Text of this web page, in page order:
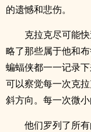
的遗憾和悲伤。
克拉克尽可能
略了那些属于他和
蝙蝠侠都一一记录
可以察觉每一次克
斜方向。每一次微
他们罗列了所